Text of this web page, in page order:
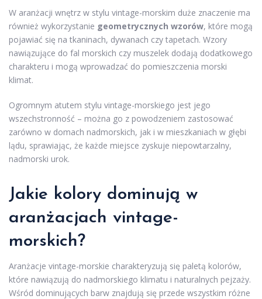
W aranżacji wnętrz w stylu vintage-morskim duże znaczenie ma
również wykorzystanie geometrycznych wzorów, które mogą
pojawiać się na tkaninach, dywanach czy tapetach. Wzory
nawiązujące do fal morskich czy muszelek dodają dodatkowego
charakteru i mogą wprowadzać do pomieszczenia morski
klimat.
Ogromnym atutem stylu vintage-morskiego jest jego
wszechstronność – można go z powodzeniem zastosować
zarówno w domach nadmorskich, jak i w mieszkaniach w głębi
lądu, sprawiając, że każde miejsce zyskuje niepowtarzalny,
nadmorski urok.
Jakie kolory dominują w
aranżacjach vintage-
morskich?
Aranżacje vintage-morskie charakteryzują się paletą kolorów,
które nawiązują do nadmorskiego klimatu i naturalnych pejzaży.
Wśród dominujących barw znajdują się przede wszystkim różne